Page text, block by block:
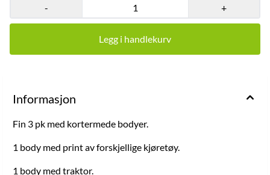
- +
Legg i handlekurv
Informasjon
Fin 3 pk med kortermede bodyer.
1 body med print av forskjellige kjøretøy.
1 body med traktor.